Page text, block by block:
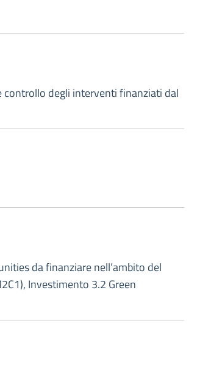
controllo degli interventi finanziati dal
da finanziare nell’ambito del
Investimento 3.2 Green